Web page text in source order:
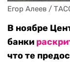
Егор Алеев /
В ноябре
банки
что те